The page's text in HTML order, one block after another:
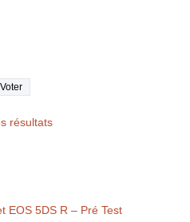
résultats
EOS 5DS R – Pré Test